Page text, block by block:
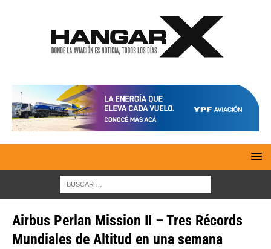
Airbus Perlan Mission II – Tres Récords
Mundiales de Altitud en una semana